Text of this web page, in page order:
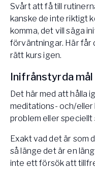
Vården – Yogobe
Så stöttar Yogobe
FaR
Fysisk aktivitet på
Företag
Stöd till arbetsgivare,
Arbetsgivare
Pausa Smart
Hotell & Konferens
Svårt att få till
kanske de inte riktigt
komma, det vill säga
förväntningar. Här får
rätt kurs igen.
Inifrånstyrda mål
Det här med att hålla
meditations- och/
problem eller
Exakt vad det är som
så länge det är en
inte ett försök att